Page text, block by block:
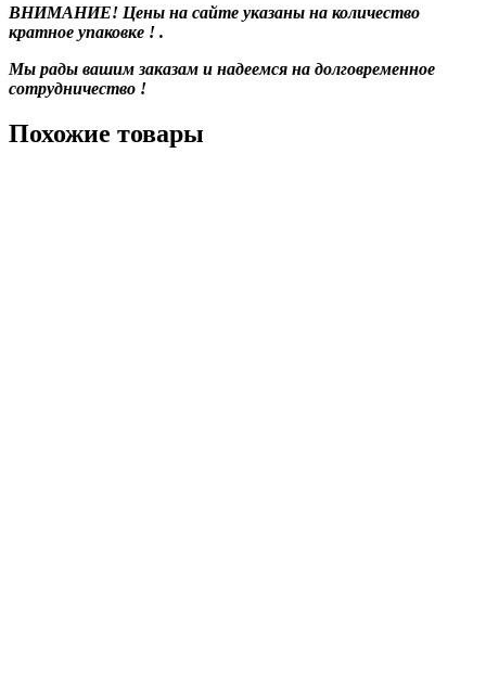
ВНИМАНИЕ! Цены на сайте указаны на количество
кратное упаковке ! .
Мы рады вашим заказам и надеемся на долговременное
сотрудничество !
Похожие товары